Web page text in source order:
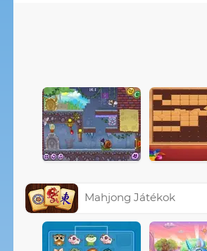
Mahjong Játékok